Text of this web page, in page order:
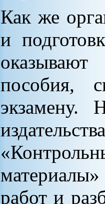
Как же
и
пособия,
экзамену.
работ и